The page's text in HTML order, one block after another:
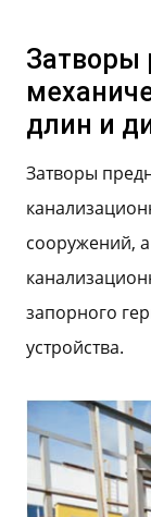
Затворы
длин и
Затворы
сооружений,
запорного
устройства.